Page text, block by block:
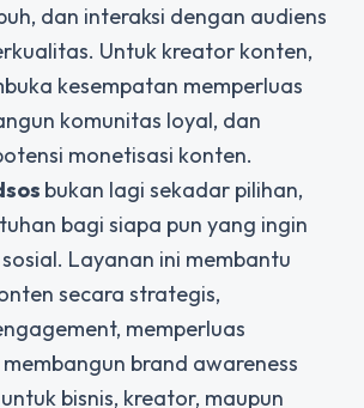
dan interaksi dengan audiens
Untuk kreator konten,
kesempatan memperluas
komunitas loyal, dan
monetisasi konten.
bukan lagi sekadar pilihan,
bagi siapa pun yang ingin
Layanan ini membantu
secara strategis,
memperluas
brand awareness
bisnis, kreator, maupun